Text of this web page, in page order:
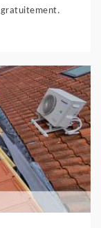
gratuitement.